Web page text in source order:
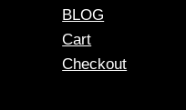
BLOG
Cart
Checkout